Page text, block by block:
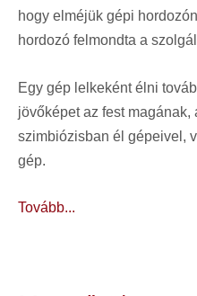
hogy elméjük gépi
hordozó felmondta a
Egy gép lelkeként élni
jövőképet az fest magának,
szimbiózisban él gépeivel,
gép.
Tovább...